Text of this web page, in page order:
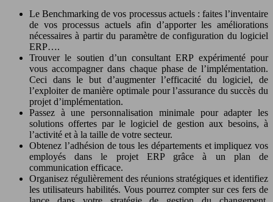
Le Benchmarking de vos processus actuels : faites l’inventaire
de vos processus actuels afin d’apporter les améliorations
nécessaires à partir du paramètre de configuration du logiciel
ERP….
Trouver le soutien d’un consultant ERP expérimenté pour
vous accompagner dans chaque phase de l’implémentation.
Ceci dans le but d’augmenter l’efficacité du logiciel, de
l’exploiter de manière optimale pour l’assurance du succès du
projet d’implémentation.
Passez à une personnalisation minimale pour adapter les
solutions offertes par le logiciel de gestion aux besoins, à
l’activité et à la taille de votre secteur.
Obtenez l’adhésion de tous les départements et impliquez vos
employés dans le projet ERP grâce à un plan de
communication efficace.
Organisez régulièrement des réunions stratégiques et identifiez
les utilisateurs habilités. Vous pourrez compter sur ces fers de